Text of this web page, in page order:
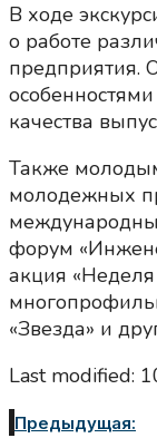
В ходе
о работе
предприятия.
качества
Также
молодежных
форум
акция «Неделя
«Звезда» и
Last modified:
Предыдущая: